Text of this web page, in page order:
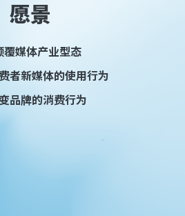
愿景
覆媒体产业型态
者新媒体的使用行为
品牌的消费行为